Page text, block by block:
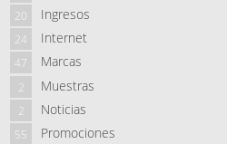
Ingresos
20
Internet
24
Marcas
47
Muestras
2
Noticias
2
Promociones
55